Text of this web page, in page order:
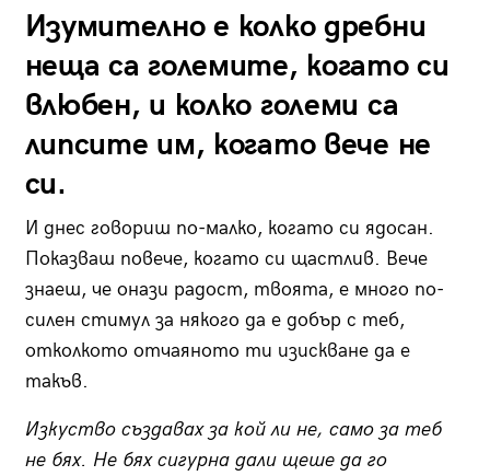
Изумително е колко дребни
неща са големите, когато си
влюбен, и колко големи са
липсите им, когато вече не
си.
И днес говориш по-малко, когато си ядосан.
Показваш повече, когато си щастлив. Вече
знаеш, че онази радост, твоята, е много по-
силен стимул за някого да е добър с теб,
отколкото отчаяното ти изискване да е
такъв.
Изкуство създавах за кой ли не, само за теб
не бях. Не бях сигурна дали щеше да го